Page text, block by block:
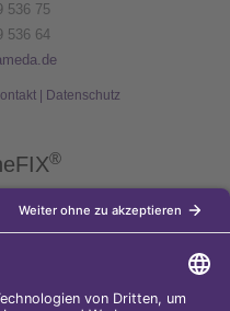
536 75
536 64
| Datenschutz
®
als Weiterentwicklung der
moderne Verhütungsmethode